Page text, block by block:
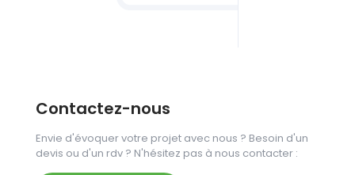
Contactez-nous
Envie d'évoquer votre projet avec nous ? Besoin d'un
devis ou d'un rdv ? N'hésitez pas à nous contacter :